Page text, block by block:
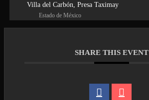
Villa del Carbón, Presa Taximay
Estado de México
SHARE THIS EVENT